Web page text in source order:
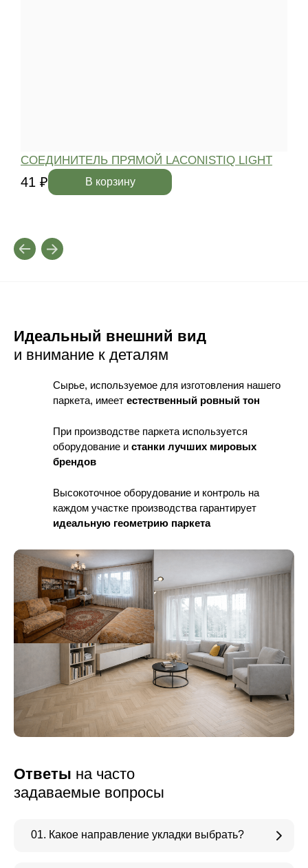
СОЕДИНИТЕЛЬ ПРЯМОЙ LACONISTIQ LIGHT
41 ₽ В корзину
Идеальный внешний вид
и внимание к деталям
Сырье, используемое для изготовления нашего
паркета, имеетестественный ровный тон
При производстве паркета используется
оборудование истанки лучших мировых
брендов
Высокоточное оборудование и контроль на
каждом участке производства гарантирует
идеальную геометрию паркета
Ответы на часто
задаваемые вопросы
01. Какое направление укладки выбрать?